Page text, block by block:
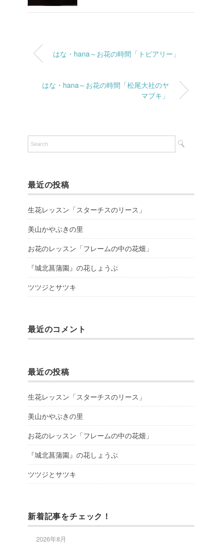
はな・hana～お花の時間「トピアリー」
はな・hana～お花の時間「松尾大社のヤ
マブキ」
最近の投稿
生花レッスン「スターチスのリース」
美山かやぶきの里
お花のレッスン「フレームの中の花畑」
『城北菖蒲園』の花しょうぶ
ツツジとサツキ
最近のコメント
最近の投稿
生花レッスン「スターチスのリース」
美山かやぶきの里
お花のレッスン「フレームの中の花畑」
『城北菖蒲園』の花しょうぶ
ツツジとサツキ
新着記事をチェック！
2026年8月